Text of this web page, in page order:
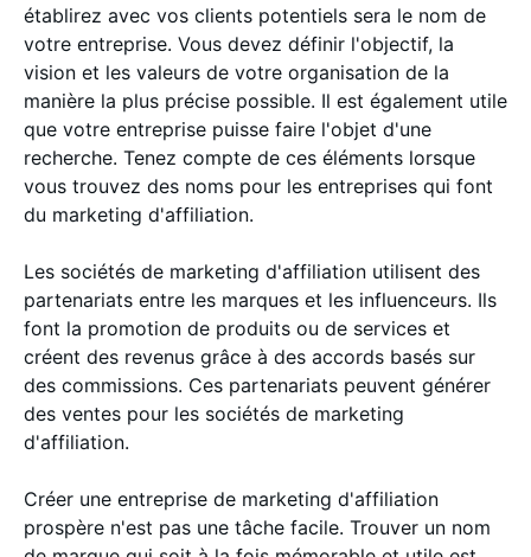
établirez avec vos clients potentiels sera le nom de
votre entreprise. Vous devez définir l'objectif, la
vision et les valeurs de votre organisation de la
manière la plus précise possible. Il est également utile
que votre entreprise puisse faire l'objet d'une
recherche. Tenez compte de ces éléments lorsque
vous trouvez des noms pour les entreprises qui font
du marketing d'affiliation.
Les sociétés de marketing d'affiliation utilisent des
partenariats entre les marques et les influenceurs. Ils
font la promotion de produits ou de services et
créent des revenus grâce à des accords basés sur
des commissions. Ces partenariats peuvent générer
des ventes pour les sociétés de marketing
d'affiliation.
Créer une entreprise de marketing d'affiliation
prospère n'est pas une tâche facile. Trouver un nom